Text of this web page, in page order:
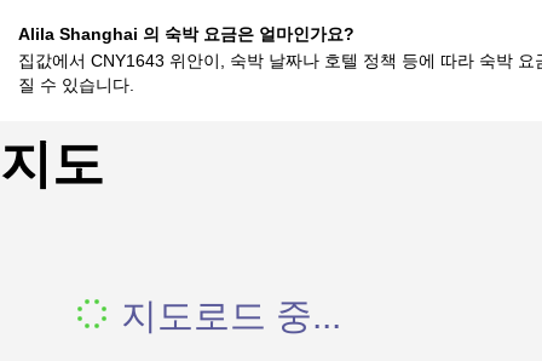
Alila Shanghai 의 숙박 요금은 얼마인가요?
집값에서 CNY1643 위안이, 숙박 날짜나 호텔 정책 등에 따라 숙박 요
질 수 있습니다.
지도
지도로드 중...